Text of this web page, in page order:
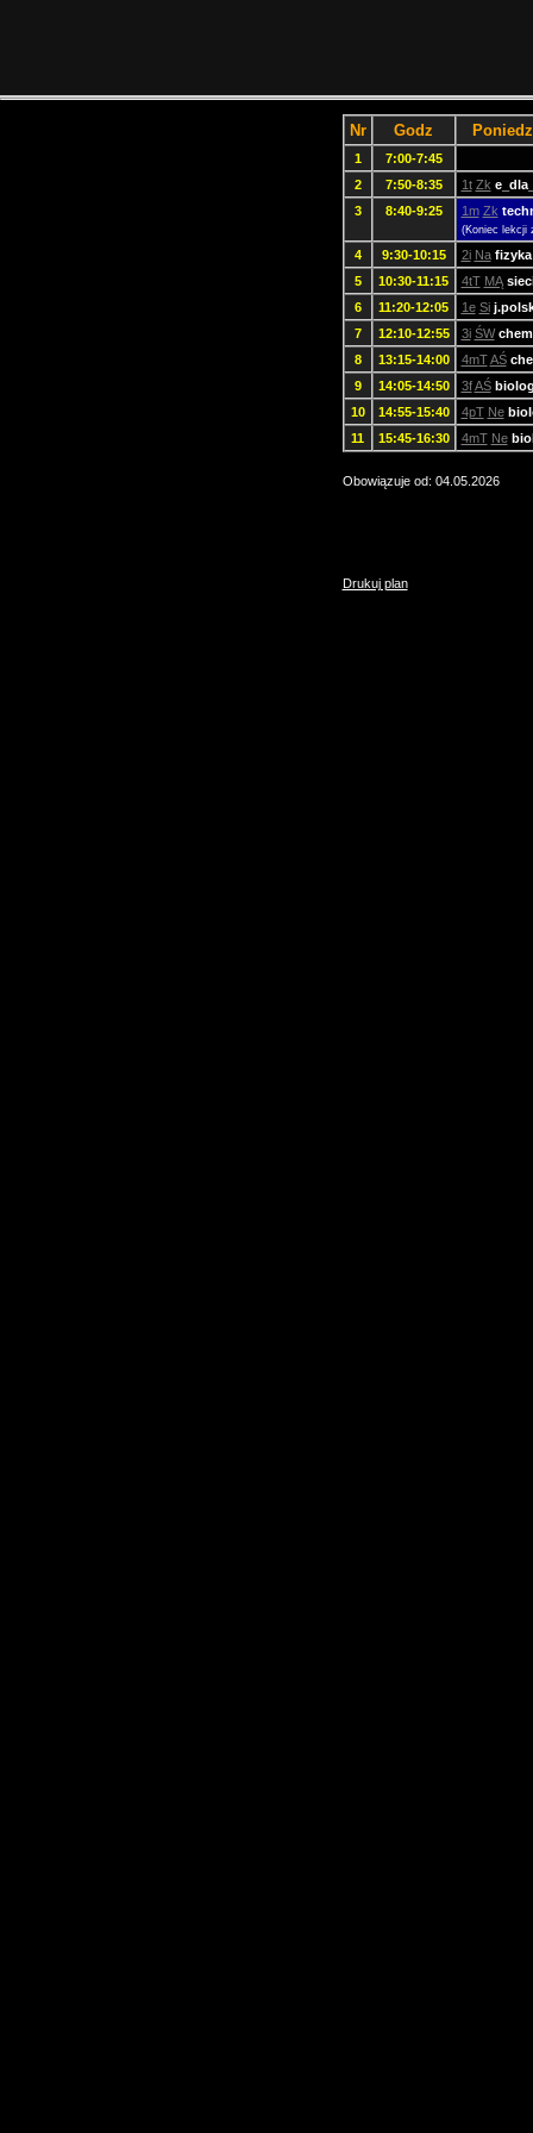
Nr Godz
1
7:00-7:45
2
7:50-8:35 1t Zk
3
8:40-9:25 1m Zk
(Koniec lekcji
4 9:30-10:15 2i Na fizyka
5
10:30-11:15 4tT MĄ
6
11:20-12:05 1e Si
7
12:10-12:55 3i ŚW
8
13:15-14:00 4mT AŚ
9
14:05-14:50 3f AŚ
10
14:55-15:40 4pT Ne
11
15:45-16:30 4mT Ne
Obowiązuje od: 04.05.2026
Drukuj plan